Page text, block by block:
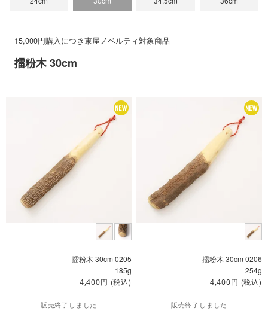
擂粉木 30cm
擂粉木 30cm 0205
185g
4,400円 (税込)
販売終了しました
擂粉木 30cm 0206
254g
4,400円 (税込)
販売終了しました